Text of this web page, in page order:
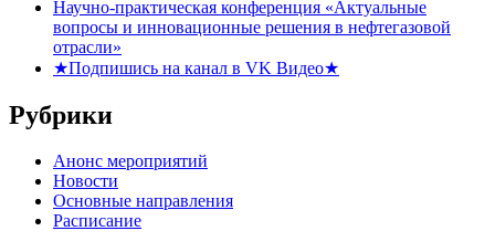
Научно-практическая конференция «Актуальные
вопросы и инновационные решения в нефтегазовой
отрасли»
★Подпишись на канал в VK Видео★
Рубрики
Анонс мероприятий
Новости
Основные направления
Расписание